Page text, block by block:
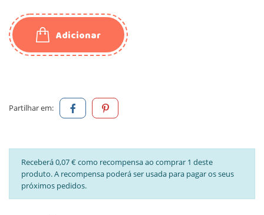
Adicionar
Partilhar em:
Receberá 0,07 € como recompensa ao comprar 1 deste
produto. A recompensa poderá ser usada para pagar os seus
próximos pedidos.